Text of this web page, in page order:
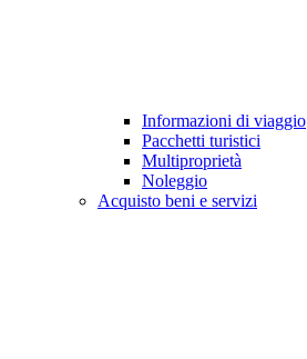
Informazioni di viaggio
Pacchetti turistici
Multiproprietà
Noleggio
Acquisto beni e servizi